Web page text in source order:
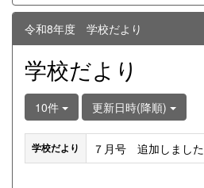
令和8年度 学校だより
学校だより
10件 更新日時(降順)
学校だより
７月号 追加しました